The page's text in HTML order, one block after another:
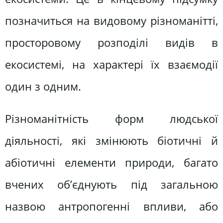
позначиться на видовому різноманітті,
просторовому розподілі видів в
екосистемі, на характері їх взаємодії
один з одним.
Різноманітність форм людської
діяльності, які змінюють біотичні й
абіотичні елементи природи, багато
вчених об’єднують під загальною
назвою антропогенні впливи, або